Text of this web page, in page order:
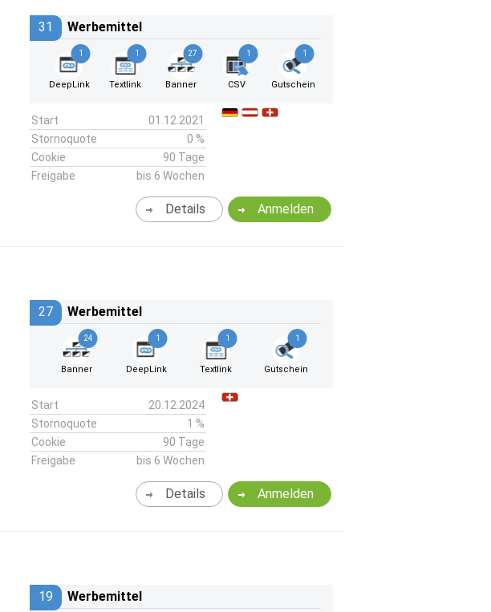
31 Werbemittel
1
DeepLink
1
Textlink
27
Banner
1
CSV
1
Gutschein
Start
01.12.2021
Stornoquote
0 %
Cookie
90 Tage
Freigabe
bis 6 Wochen
Anmelden
Details
27 Werbemittel
24
Banner
1
DeepLink
1
Textlink
1
Gutschein
Start
20.12.2024
Stornoquote
1 %
Cookie
90 Tage
Freigabe
bis 6 Wochen
Anmelden
Details
19 Werbemittel